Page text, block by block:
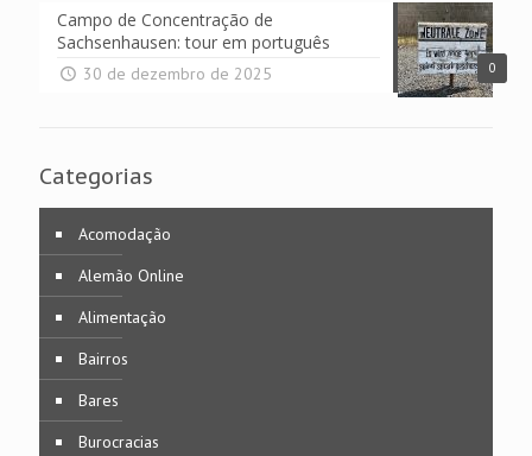
0
Campo de Concentração de
Sachsenhausen: tour em português
30 de dezembro de 2025
Categorias
Acomodação
Alemão Online
Alimentação
Bairros
Bares
Burocracias